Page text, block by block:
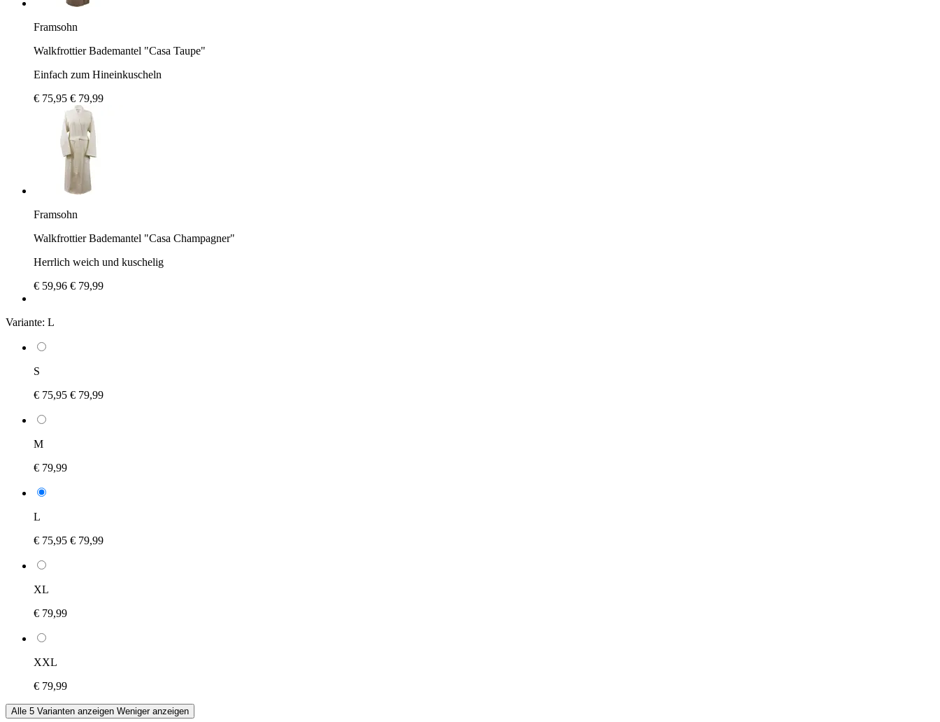
Framsohn
Walkfrottier Bademantel "Casa Taupe"
Einfach zum Hineinkuscheln
€ 75,95 € 79,99
Framsohn
Walkfrottier Bademantel "Casa Champagner"
Herrlich weich und kuschelig
€ 59,96 € 79,99
Variante: L
S
€ 75,95 € 79,99
M
€ 79,99
L
€ 75,95 € 79,99
XL
€ 79,99
XXL
€ 79,99
Alle 5 Varianten anzeigen Weniger anzeigen